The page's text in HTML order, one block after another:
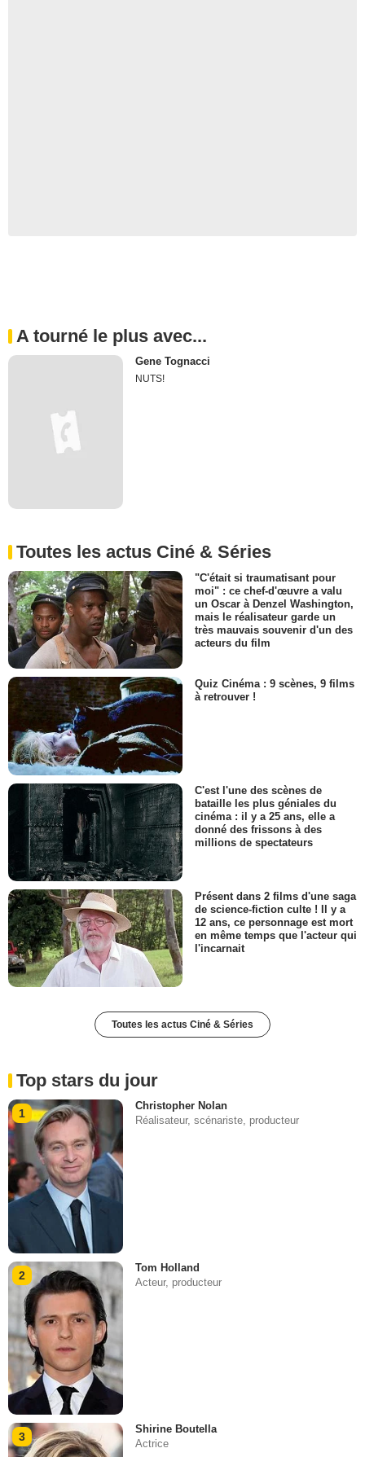
A tourné le plus avec...
Gene Tognacci
NUTS!
Toutes les actus Ciné & Séries
"C'était si traumatisant pour
moi" : ce chef-d'œuvre a valu
un Oscar à Denzel Washington,
mais le réalisateur garde un
très mauvais souvenir d'un des
acteurs du film
Quiz Cinéma : 9 scènes, 9 films
à retrouver !
C'est l'une des scènes de
bataille les plus géniales du
cinéma : il y a 25 ans, elle a
donné des frissons à des
millions de spectateurs
Présent dans 2 films d'une saga
de science-fiction culte ! Il y a
12 ans, ce personnage est mort
en même temps que l'acteur qui
l'incarnait
Toutes les actus Ciné & Séries
Top stars du jour
1
Christopher Nolan
Réalisateur, scénariste, producteur
2
Tom Holland
Acteur, producteur
3
Shirine Boutella
Actrice